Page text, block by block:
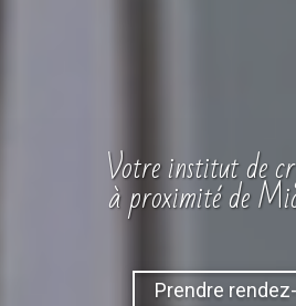
Votreinstitutde
à proximité de
Prendre